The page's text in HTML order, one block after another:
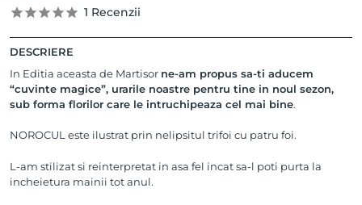
1 Recenzii
DESCRIERE
In Editia aceasta de Martisor ne-am propus sa-ti aducem
“cuvinte magice”, urarile noastre pentru tine in noul sezon,
sub forma florilor care le intruchipeaza cel mai bine.
NOROCUL este ilustrat prin nelipsitul trifoi cu patru foi.
L-am stilizat si reinterpretat in asa fel incat sa-l poti purta la
incheietura mainii tot anul.